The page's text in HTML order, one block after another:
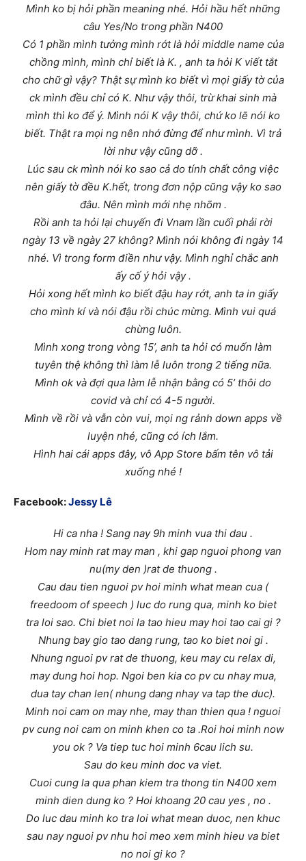
Mình ko bị hỏi phần meaning nhé. Hỏi hầu hết những
câu Yes/No trong phần N400
Có 1 phần mình tưởng mình rớt là hỏi middle name của
chồng mình, mình chỉ biết là K. , anh ta hỏi K viết tắt
cho chữ gì vậy? Thật sự mình ko biết vì mọi giấy tờ của
ck mình đều chỉ có K. Như vậy thôi, trừ khai sinh mà
mình thì ko để ý. Mình nói K vậy thôi, chứ ko lẽ nói ko
biết. Thật ra mọi ng nên nhớ đừng để như mình. Vì trả
lời như vậy cũng dỡ .
Lúc sau ck mình nói ko sao cả do tính chất công việc
nên giấy tờ đều K.hết, trong đơn nộp cũng vậy ko sao
đâu. Nên mình mới nhẹ nhõm .
Rồi anh ta hỏi lại chuyến đi Vnam lần cuối phải rời
ngày 13 về ngày 27 không? Mình nói không đi ngày 14
nhé. Vì trong form điền như vậy. Mình nghỉ chắc anh
ấy cố ý hỏi vậy .
Hỏi xong hết mình ko biết đậu hay rớt, anh ta in giấy
cho mình kí và nói đậu rồi chúc mừng. Mình vui quá
chừng luôn.
Mình xong trong vòng 15’, anh ta hỏi có muốn làm
tuyên thệ không thì làm lễ luôn trong 2 tiếng nữa.
Mình ok và đợi qua làm lễ nhận bằng có 5’ thôi do
covid và chỉ có 4-5 người.
Mình về rồi và vẫn còn vui, mọi ng rảnh down apps về
luyện nhé, cũng có ích lắm.
Hình hai cái apps đây, vô App Store bấm tên vô tải
xuống nhé !
Facebook:Jessy Lê
Hi ca nha ! Sang nay 9h minh vua thi dau .
Hom nay minh rat may man , khi gap nguoi phong van
nu(my den )rat de thuong .
Cau dau tien nguoi pv hoi minh what mean cua (
freedoom of speech ) luc do rung qua, minh ko biet
tra loi sao. Chi biet noi la tao hieu may hoi tao cai gi ?
Nhung bay gio tao dang rung, tao ko biet noi gi .
Nhung nguoi pv rat de thuong, keu may cu relax di,
may dung hoi hop. Ngoi ben kia co pv cu nhay mua,
dua tay chan len( nhung dang nhay va tap the duc).
Minh noi cam on may nhe, may than thien qua ! nguoi
pv cung noi cam on minh khen co ta .Roi hoi minh now
you ok ? Va tiep tuc hoi minh 6cau lich su.
Sau do keu minh doc va viet.
Cuoi cung la qua phan kiem tra thong tin N400 xem
minh dien dung ko ? Hoi khoang 20 cau yes , no .
Do luc dau minh ko tra loi what mean duoc, nen khuc
sau nay nguoi pv nhu hoi meo xem minh hieu va biet
no noi gi ko ?